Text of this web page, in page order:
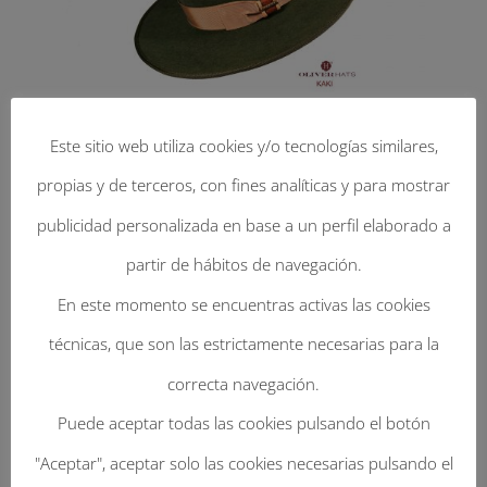
Enviar Un Comentario
Tu dirección de correo electrónico no será
publicada.Los campos obligatorios están
marcados con*
Este sitio web utiliza cookies y/o tecnologías similares,
propias y de terceros, con fines analíticas y para mostrar
publicidad personalizada en base a un perfil elaborado a
partir de hábitos de navegación.
En este momento se encuentras activas las cookies
técnicas, que son las estrictamente necesarias para la
correcta navegación.
Puede aceptar todas las cookies pulsando el botón
"Aceptar", aceptar solo las cookies necesarias pulsando el